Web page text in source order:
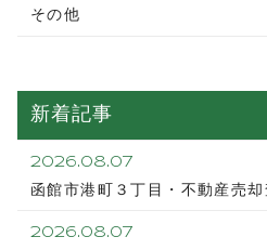
その他
新着記事
2026.08.07
函館市港町３丁目・不動産売
2026.08.07